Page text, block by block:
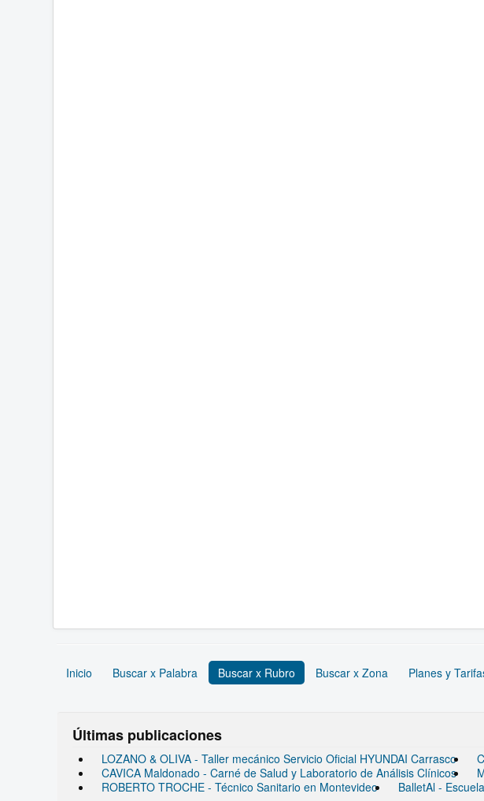
Inicio Buscar x Palabra Buscar x Rubro Buscar x Zona Planes y
Últimas publicaciones
LOZANO & OLIVA - Taller mecánico Servicio Oficial HYUNDAI Carrasco
CAVICA Maldonado - Carné de Salud y Laboratorio de Análisis Clínicos
ROBERTO TROCHE - Técnico Sanitario en Montevideo
BalletAl -